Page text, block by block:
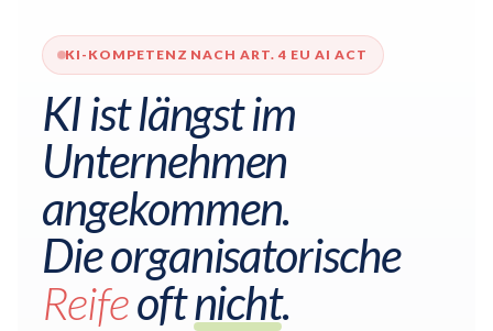
KI-KOMPETENZ NACH ART. 4 EU AI ACT
KI ist längst im
Unternehmen
angekommen.
Die organisatorische
Reifeoftnicht.